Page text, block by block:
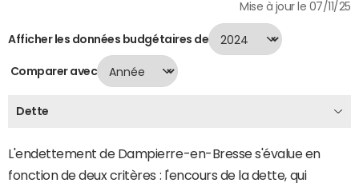
Mise à jour le 07/11/25
Afficher les données budgétaires de
Comparer avec
Dette
L'endettement de Dampierre-en-Bresse s'évalue en
fonction de deux critères : l'encours de la dette, qui